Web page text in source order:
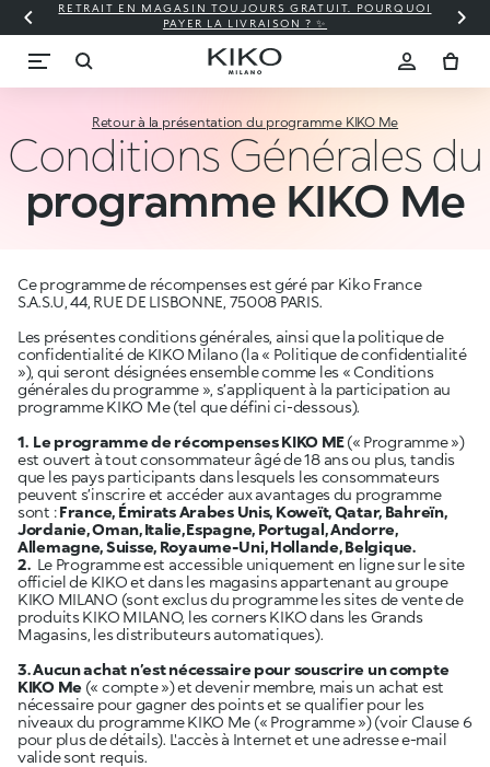
RETRAIT EN MAGASIN TOUJOURS GRATUIT. POURQUOI
PAYER LA LIVRAISON ? ✨
Retour à la présentation du programme KIKO Me
Conditions Générales du
programme KIKO Me
Ce programme de récompenses est géré par Kiko France
S.A.S.U, 44, RUE DE LISBONNE, 75008 PARIS.
Les présentes conditions générales, ainsi que la politique de
confidentialité de KIKO Milano (la « Politique de confidentialité
»), qui seront désignées ensemble comme les « Conditions
générales du programme », s’appliquent à la participation au
programme KIKO Me (tel que défini ci-dessous).
1. Le programme de récompenses KIKO ME(« Programme »)
est ouvert à tout consommateur âgé de 18 ans ou plus, tandis
que les pays participants dans lesquels les consommateurs
peuvent s’inscrire et accéder aux avantages du programme
sont :France, Émirats Arabes Unis, Koweït, Qatar, Bahreïn,
Jordanie, Oman, Italie, Espagne, Portugal, Andorre,
Allemagne, Suisse, Royaume-Uni, Hollande, Belgique.
2. Le Programme est accessible uniquement en ligne sur le site
officiel de KIKO et dans les magasins appartenant au groupe
KIKO MILANO (sont exclus du programme les sites de vente de
produits KIKO MILANO, les corners KIKO dans les Grands
Magasins, les distributeurs automatiques).
3. Aucun achat n’est nécessaire pour souscrire un compte
KIKO Me (« compte ») et devenir membre, mais un achat est
nécessaire pour gagner des points et se qualifier pour les
niveaux du programme KIKO Me (« Programme ») (voir Clause 6
pour plus de détails). L'accès à Internet et une adresse e-mail
valide sont requis.